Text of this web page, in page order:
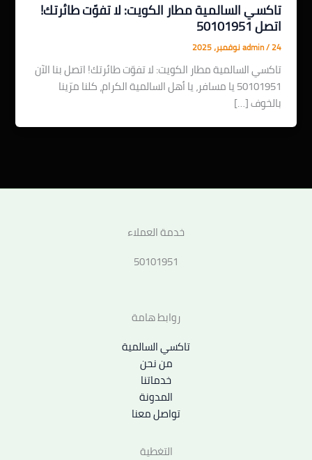
تاكسي السالمية مطار الكويت: لا تفوّت طائرتك!
اتصل 50101951
admin/24 نوفمبر، 2025
تاكسي السالمية مطار الكويت: لا تفوّت طائرتك! اتصل بنا الآن
50101951 يا مسافر، يا أهل السالمية الكرام، كلنا مرّينا
بالخوف […]
خدمة العملاء
50101951
روابط هامة
تاكسي السالمية
من نحن
خدماتنا
المدونة
تواصل معنا
التغطية